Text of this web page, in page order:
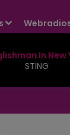
In New
STING